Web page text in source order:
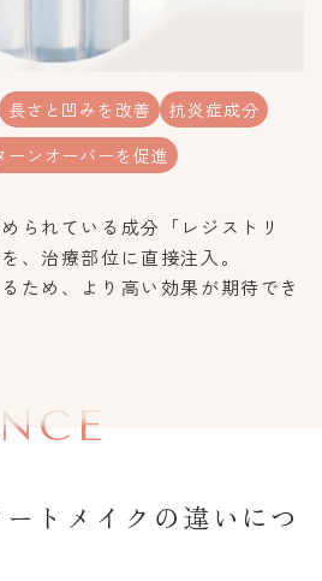
長さと凹みを改善
抗炎症成分
ーンオーバーを促進
られている成分「レジストリ
、治療部位に直接注入。
ため、より高い効果が期待でき
ートメイクの違いにつ